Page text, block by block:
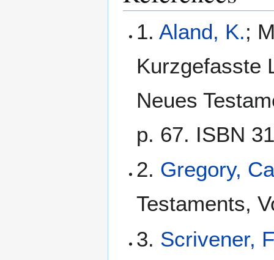
1. Aland, K.;
Kurzgefasste
Neues
p. 67. ISBN
2. Gregory,
Testaments,
3. Scrivener,